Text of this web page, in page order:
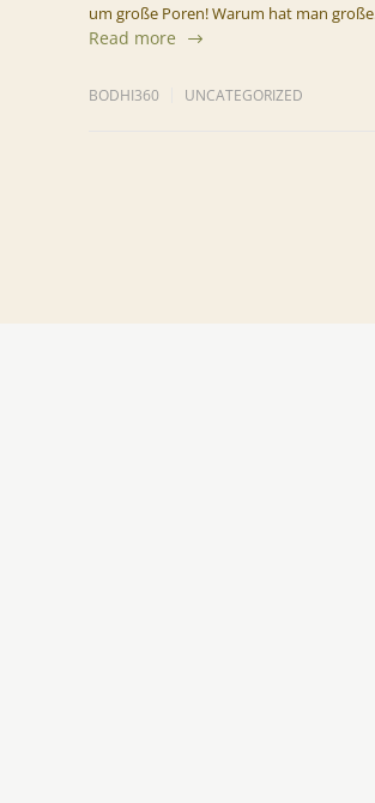
um große Poren! Warum hat man
Read more
BODHI360 UNCATEGORIZED